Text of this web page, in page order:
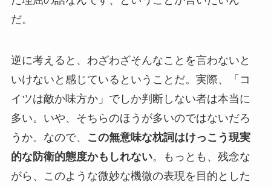
だ。
逆に考えると、わざわざそんなことを言わないと
いけないと感じているということだ。実際、「コ
イツは敵か味方か」でしか判断しない者は本当に
多い。いや、そちらのほうが多いのではないだろ
うか。なので、
この無意味な枕詞はけっこう現実
的な防衛的態度かもしれない。もっとも、残念な
がら、このような微妙な機微の表現を目的とした